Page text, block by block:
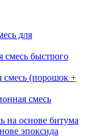
для
быстрого
смесь (порошок +
смесь
на основе битума
эпоксида